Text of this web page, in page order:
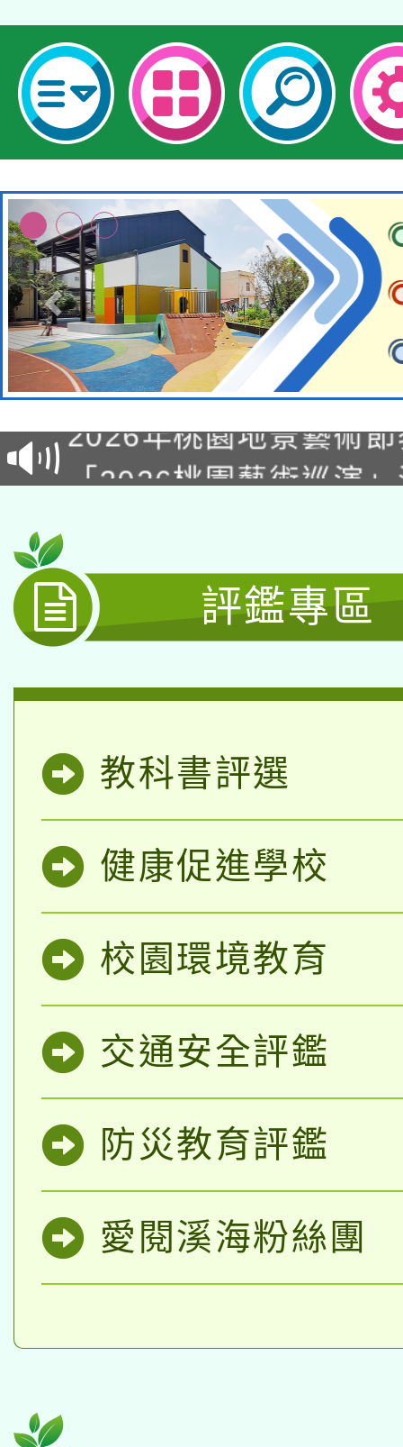
轉知經濟部水利署委託
業技術研究院辦理「
用水績優單位及節水達
動」
115年8月22日(星期六
桃園市孔廟祈福系列
開 智慧啟航」
「2026桃園藝術巡演
年度健康促進學校輔導
原住民族教育政策研討
族教育國際趨勢與發展
轉知教育部國民及學前
新北市政府教育局辦理
師專業成長研習實施計
方素養工作坊新北場」
函轉國立臺灣師範大學
族語言臺北學習中心
「族語學習班」招生簡
轉知有關國立成功大學
件」活動簡章
年度COVID-19疫苗接
接種之民眾」措施，延
月28日止
轉知經濟部水利署委託
業技術研究院辦理「
用水績優單位及節水達
動」
115年8月22日(星期六
桃園市孔廟祈福系列
2026年桃園地景藝術
「2026桃園藝術巡演
關事宜
轉知教育部國民及學前
國立臺灣師範大學辦理
年度健康促進學校輔導
函轉國家教育研究院中
原住民族教育政策研討
族教育國際趨勢與發展
轉知教育部國民及學前
新北市政府教育局辦理
師專業成長研習實施計
方素養工作坊新北場」
函轉國立臺灣師範大學
族語言臺北學習中心
「族語學習班」招生簡
轉知有關國立成功大學
文教學共融平台-教案
件」活動簡章
教育部國民及學前教育
年度COVID-19疫苗接
接種對象擴大為「滿6
評鑑專區
教科書評選
健康促進學校
校園環境教育
交通安全評鑑
防災教育評鑑
愛閱溪海粉絲團